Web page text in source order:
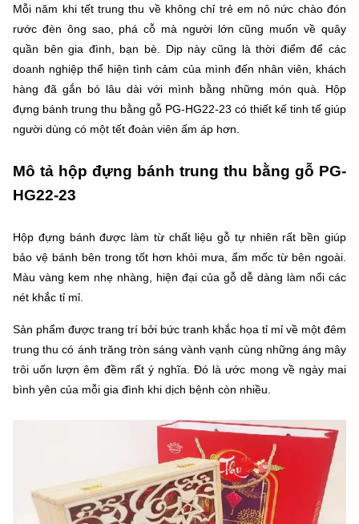
Mỗi năm khi tết trung thu về không chỉ trẻ em nô nức chào đón
rước đèn ông sao, phá cỗ mà người lớn cũng muốn về quây
quần bên gia đình, bạn bè. Dịp này cũng là thời điểm để các
doanh nghiệp thể hiện tình cảm của mình đến nhân viên, khách
hàng đã gắn bó lâu dài với mình bằng những món quà. Hộp
đựng bánh trung thu bằng gỗ PG-HG22-23 có thiết kế tinh tế giúp
người dùng có một tết đoàn viên ấm áp hơn.
Mô tả hộp đựng bánh trung thu bằng gỗ PG-
HG22-23
Hộp đựng bánh được làm từ chất liệu gỗ tự nhiên rất bền giúp
bảo vệ bánh bên trong tốt hơn khỏi mưa, ẩm mốc từ bên ngoài.
Màu vàng kem nhẹ nhàng, hiện đại của gỗ dễ dàng làm nổi các
nét khắc tỉ mỉ.
Sản phẩm được trang trí bởi bức tranh khắc họa tỉ mỉ về một đêm
trung thu có ánh trăng tròn sáng vành vạnh cùng những áng mây
trôi uốn lượn êm đềm rất ý nghĩa. Đó là ước mong về ngày mai
bình yên của mỗi gia đình khi dịch bệnh còn nhiều.